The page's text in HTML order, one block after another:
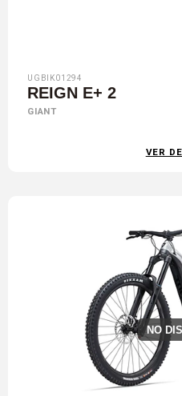
UGBIK01294
REIGN E+ 2
GIANT
VER
NO